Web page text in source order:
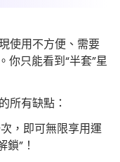
使用不方便、需要
你只能看到“半套”星
有缺點：
，即可無限享用運
”！